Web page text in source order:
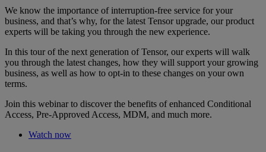
We know the importance of interruption-free service for your
business, and that’s why, for the latest Tensor upgrade, our product
experts will be taking you through the new experience.
In this tour of the next generation of Tensor, our experts will walk
you through the latest changes, how they will support your growing
business, as well as how to opt-in to these changes on your own
terms.
Join this webinar to discover the benefits of enhanced Conditional
Access, Pre-Approved Access, MDM, and much more.
Watch now